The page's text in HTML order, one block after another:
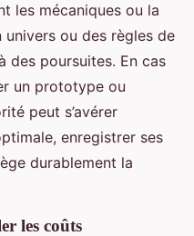
les mécaniques ou la
ou des règles de
des poursuites. En cas
un prototype ou
peut s’avérer
enregistrer ses
durablement la
les coûts